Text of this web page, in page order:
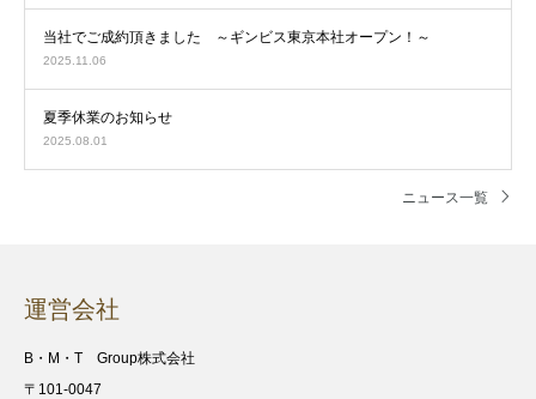
当社でご成約頂きました ～ギンビス東京本社オープン！～
2025.11.06
夏季休業のお知らせ
2025.08.01
ニュース一覧
運営会社
B・M・T Group株式会社
〒101-0047